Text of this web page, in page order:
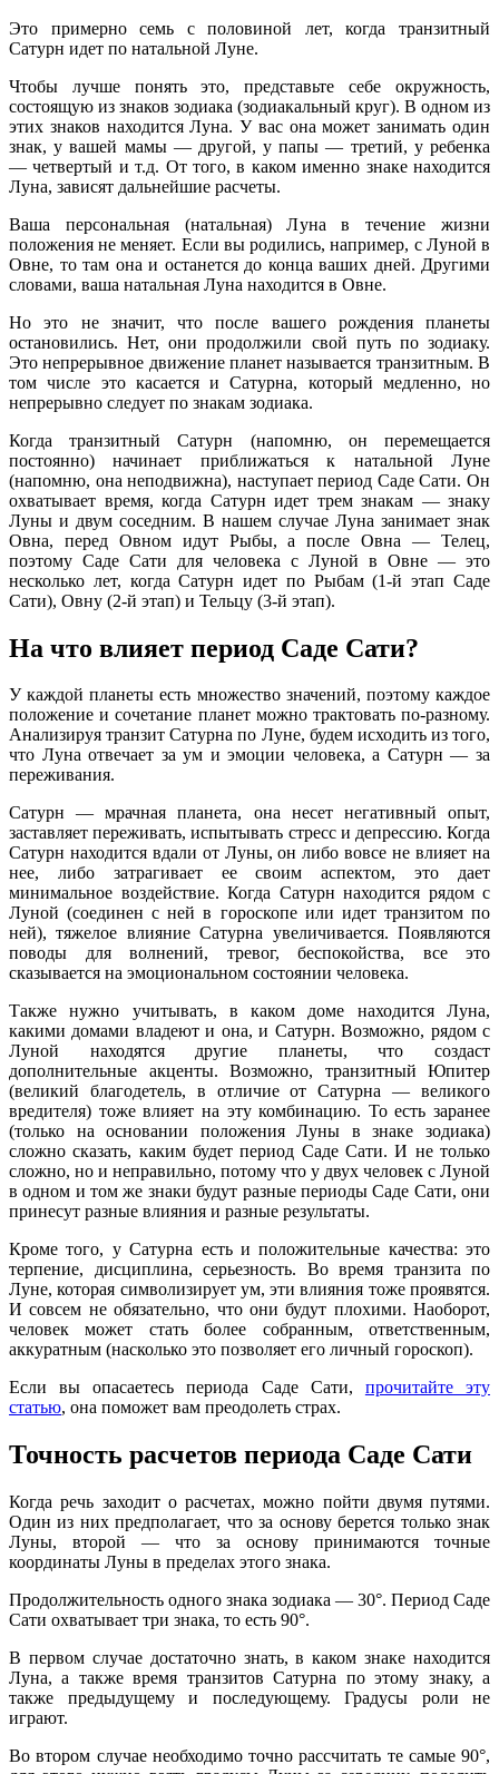
Это примерно семь с половиной лет, когда транзитный
Сатурн идет по натальной Луне.
Чтобы лучше понять это, представьте себе окружность,
состоящую из знаков зодиака (зодиакальный круг). В одном из
этих знаков находится Луна. У вас она может занимать один
знак, у вашей мамы — другой, у папы — третий, у ребенка
— четвертый и т.д. От того, в каком именно знаке находится
Луна, зависят дальнейшие расчеты.
Ваша персональная (натальная) Луна в течение жизни
положения не меняет. Если вы родились, например, с Луной в
Овне, то там она и останется до конца ваших дней. Другими
словами, ваша натальная Луна находится в Овне.
Но это не значит, что после вашего рождения планеты
остановились. Нет, они продолжили свой путь по зодиаку.
Это непрерывное движение планет называется транзитным. В
том числе это касается и Сатурна, который медленно, но
непрерывно следует по знакам зодиака.
Когда транзитный Сатурн (напомню, он перемещается
постоянно) начинает приближаться к натальной Луне
(напомню, она неподвижна), наступает период Саде Сати. Он
охватывает время, когда Сатурн идет трем знакам — знаку
Луны и двум соседним. В нашем случае Луна занимает знак
Овна, перед Овном идут Рыбы, а после Овна — Телец,
поэтому Саде Сати для человека с Луной в Овне — это
несколько лет, когда Сатурн идет по Рыбам (1-й этап Саде
Сати), Овну (2-й этап) и Тельцу (3-й этап).
На что влияет период Саде Сати?
У каждой планеты есть множество значений, поэтому каждое
положение и сочетание планет можно трактовать по-разному.
Анализируя транзит Сатурна по Луне, будем исходить из того,
что Луна отвечает за ум и эмоции человека, а Сатурн — за
переживания.
Сатурн — мрачная планета, она несет негативный опыт,
заставляет переживать, испытывать стресс и депрессию. Когда
Сатурн находится вдали от Луны, он либо вовсе не влияет на
нее, либо затрагивает ее своим аспектом, это дает
минимальное воздействие. Когда Сатурн находится рядом с
Луной (соединен с ней в гороскопе или идет транзитом по
ней), тяжелое влияние Сатурна увеличивается. Появляются
поводы для волнений, тревог, беспокойства, все это
сказывается на эмоциональном состоянии человека.
Также нужно учитывать, в каком доме находится Луна,
какими домами владеют и она, и Сатурн. Возможно, рядом с
Луной находятся другие планеты, что создаст
дополнительные акценты. Возможно, транзитный Юпитер
(великий благодетель, в отличие от Сатурна — великого
вредителя) тоже влияет на эту комбинацию. То есть заранее
(только на основании положения Луны в знаке зодиака)
сложно сказать, каким будет период Саде Сати. И не только
сложно, но и неправильно, потому что у двух человек с Луной
в одном и том же знаки будут разные периоды Саде Сати, они
принесут разные влияния и разные результаты.
Кроме того, у Сатурна есть и положительные качества: это
терпение, дисциплина, серьезность. Во время транзита по
Луне, которая символизирует ум, эти влияния тоже проявятся.
И совсем не обязательно, что они будут плохими. Наоборот,
человек может стать более собранным, ответственным,
аккуратным (насколько это позволяет его личный гороскоп).
Если вы опасаетесь периода Саде Сати, прочитайте эту
статью, она поможет вам преодолеть страх.
Точность расчетов периода Саде Сати
Когда речь заходит о расчетах, можно пойти двумя путями.
Один из них предполагает, что за основу берется только знак
Луны, второй — что за основу принимаются точные
координаты Луны в пределах этого знака.
Продолжительность одного знака зодиака — 30°. Период Саде
Сати охватывает три знака, то есть 90°.
В первом случае достаточно знать, в каком знаке находится
Луна, а также время транзитов Сатурна по этому знаку, а
также предыдущему и последующему. Градусы роли не
играют.
Во втором случае необходимо точно рассчитать те самые 90°,